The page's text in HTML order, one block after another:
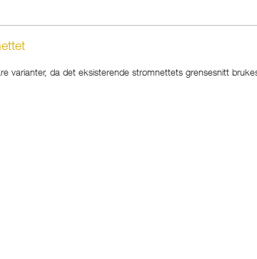
da det eksisterende strømnettets grensesnitt